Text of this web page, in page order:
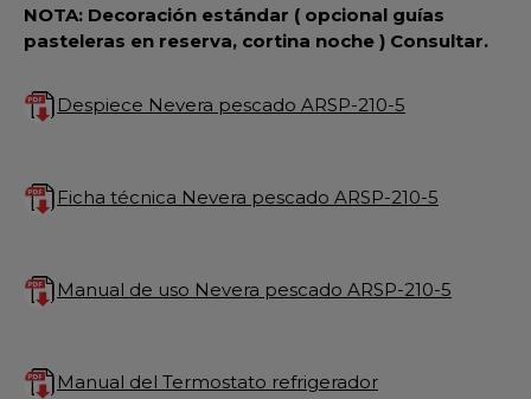
NOTA: Decoración estándar ( opcional guías
pasteleras en reserva, cortina noche ) Consultar.
Despiece Nevera pescado ARSP-210-5
Ficha técnica Nevera pescado ARSP-210-5
Manual de uso Nevera pescado ARSP-210-5
Manual del Termostato refrigerador